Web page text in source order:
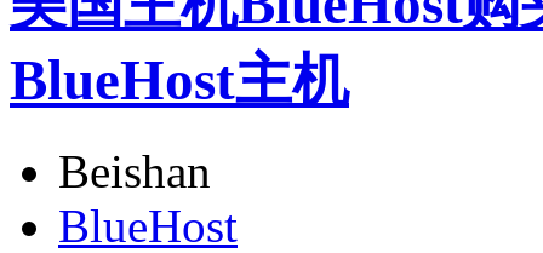
BlueHost主机
Beishan
BlueHost